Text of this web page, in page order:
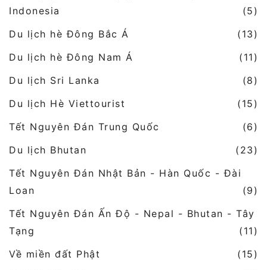
Indonesia
(5)
Du lịch hè Đông Bắc Á
(13)
Du lịch hè Đông Nam Á
(11)
Du lịch Sri Lanka
(8)
Du lịch Hè Viettourist
(15)
Tết Nguyên Đán Trung Quốc
(6)
Du lịch Bhutan
(23)
Tết Nguyên Đán Nhật Bản - Hàn Quốc - Đài
Loan
(9)
Tết Nguyên Đán Ấn Độ - Nepal - Bhutan - Tây
Tạng
(11)
Về miền đất Phật
(15)